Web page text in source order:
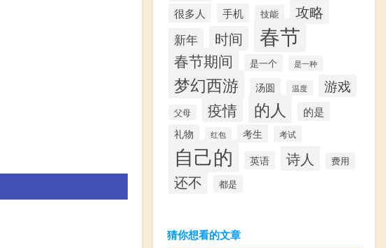
很多人 手机 技能 攻略
新年 时间 春节
春节期间 是一个 是一种
梦幻西游 汤圆 温度 游戏
父母 疫情 的人 的是
礼物 红包 考生 考试
自己的 英语 诗人 费用
还不 都是
猜你想看的文章